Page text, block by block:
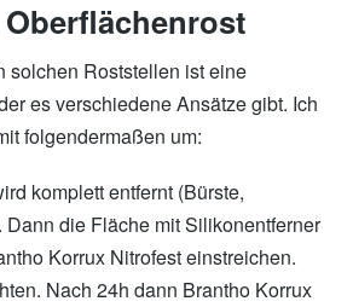
solchen Roststellen ist eine
es verschiedene Ansätze gibt. Ich
folgendermaßen um:
komplett entfernt (Bürste,
die Fläche mit Silikonentferner
Korrux Nitrofest einstreichen.
Nach 24h dann Brantho Korrux